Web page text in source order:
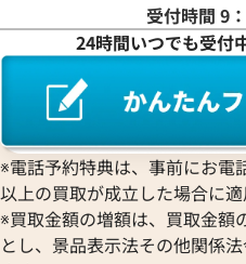
グレー
日時点の参考買取価格です
受付時間 9
24時間いつでも受付
※電話予約特典は、事前にお電
以上の買取が成立した場合に適
※買取金額の増額は、買取金額
とし、景品表示法その他関係